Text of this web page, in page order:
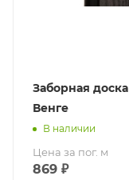
Заборная
Венге
В наличии
Цена за пог. м
869 ₽